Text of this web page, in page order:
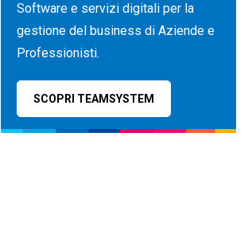
Software e servizi digitali per la
gestione del business di Aziende e
Professionisti.
SCOPRI TEAMSYSTEM